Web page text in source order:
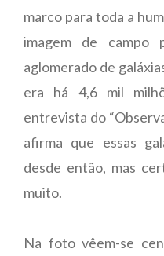
marco para toda a
imagem de
aglomerado de
era há 4,6 mil
entrevista do
afirma que essas
desde então, mas
muito.
Na foto vêem-se